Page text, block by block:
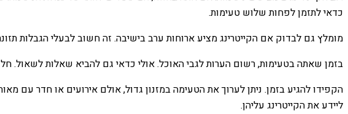
כדאי לתזמן לפחות שלוש טעימות.
מומלץ גם לבדוק אם הקייטרינג מציע ארוחות ערב בישיבה. זה חשוב לבעלי הגבלות
בזמן שאתה בטעימות, רשום הערות לגבי האוכל. אולי כדאי גם להביא שאלות
הקפידו להגיע בזמן. ניתן לערוך את הטעימה במזנון גדול, אולם אירועים או חדר עם
ליידע את הקייטרינג עליהן.